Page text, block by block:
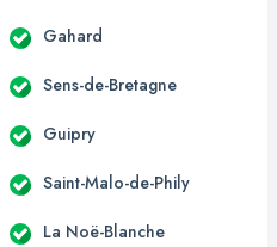
Gahard
Sens-de-Bretagne
Guipry
Saint-Malo-de-Phily
La Noë-Blanche